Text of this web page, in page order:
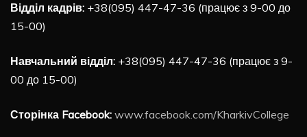
Відділ кадрів: +38(095) 447-47-36 (працює з 9-00 до
15-00)
Навчальний відділ: +38(095) 447-47-36 (працює з 9-
00 до 15-00)
Сторінка Facebook: www.facebook.com/KharkivCollege